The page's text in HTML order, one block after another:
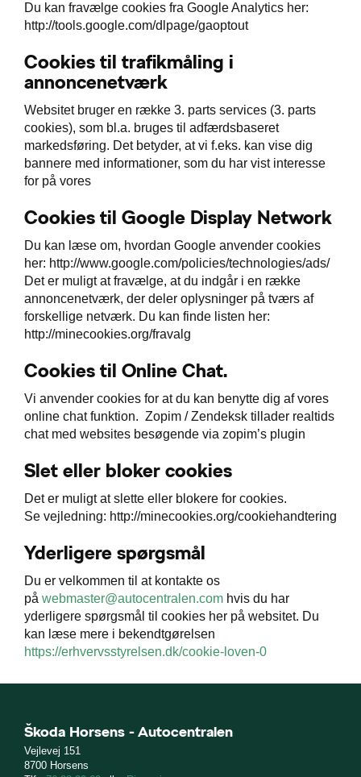
Du kan fravælge cookies fra Google Analytics her:
http://tools.google.com/dlpage/gaoptout
Cookies til trafikmåling i
annoncenetværk
Websitet bruger en række 3. parts services (3. parts
cookies), som bl.a. bruges til adfærdsbaseret
markedsføring. Det betyder, at vi f.eks. kan vise dig
bannere med informationer, som du har vist interesse
for på vores
Cookies til Google Display Network
Du kan læse om, hvordan Google anvender cookies
her: http://www.google.com/policies/technologies/ads/
Det er muligt at fravælge, at du indgår i en række
annoncenetværk, der deler oplysninger på tværs af
forskellige netværk. Du kan finde listen her:
http://minecookies.org/fravalg
Cookies til Online Chat.
Vi anvender cookies for at du kan benytte dig af vores
online chat funktion. Zopim / Zendeksk tillader realtids
chat med websites besøgende via zopim’s plugin
Slet eller bloker cookies
Det er muligt at slette eller blokere for cookies.
Se vejledning: http://minecookies.org/cookiehandtering
Yderligere spørgsmål
Du er velkommen til at kontakte os
på webmaster@autocentralen.com hvis du har
yderligere spørgsmål til cookies her på websitet. Du
kan læse mere i bekendtgørelsen
https://erhvervsstyrelsen.dk/cookie-loven-0
Škoda Horsens - Autocentralen
Vejlevej 151
8700 Horsens